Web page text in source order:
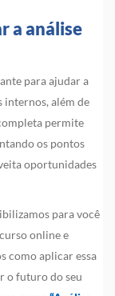
a análise
para ajudar a
internos, além de
permite
os pontos
oportunidades
para você
online e
como aplicar essa
o futuro do seu